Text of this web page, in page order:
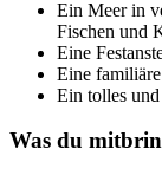
Ein Meer in
Fischen und
Eine
Eine
Ein tolles
Was du